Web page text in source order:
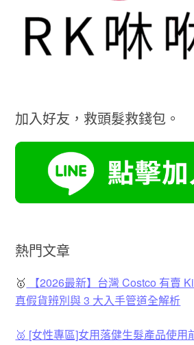
加入好友，救頭髮救錢包。
熱門文章
🥇
【2026最新】台灣 Costco 有賣
真假貨辨別與 3 大入手管道全解析
🥈 [女性專區]女用落健生髮產品使用